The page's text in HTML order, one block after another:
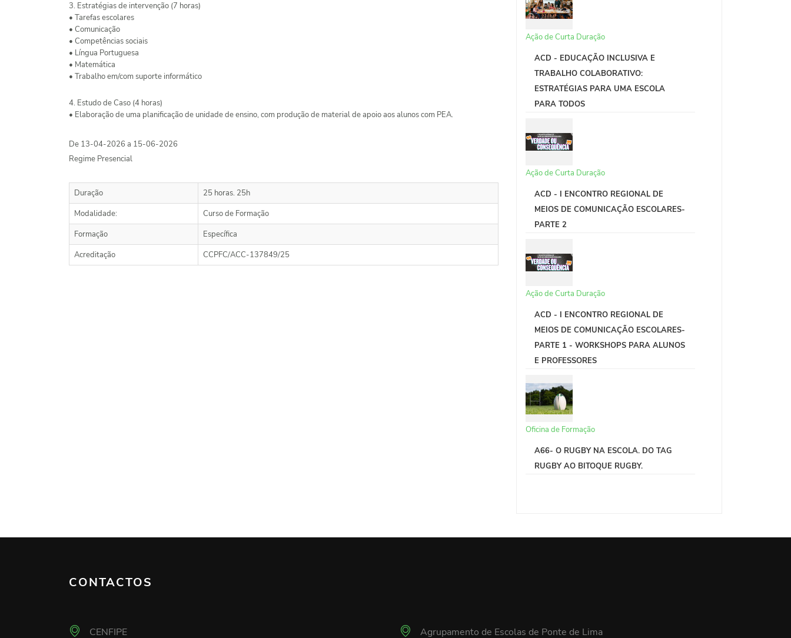
3. Estratégias de intervenção (7 horas)
• Tarefas escolares
• Comunicação
• Competências sociais
• Língua Portuguesa
• Matemática
• Trabalho em/com suporte informático
4. Estudo de Caso (4 horas)
• Elaboração de uma planificação de unidade de ensino, com produção de material de apoio aos alunos com PEA.
De 13-04-2026 a 15-06-2026
Regime Presencial
Duração
25 horas. 25h
Modalidade:
Curso de Formação
Formação
Específica
Acreditação
CCPFC/ACC-137849/25
Ação de Curta Duração
ACD - EDUCAÇÃO INCLUSIVA E
TRABALHO COLABORATIVO:
ESTRATÉGIAS PARA UMA ESCOLA
PARA TODOS
Ação de Curta Duração
ACD - I ENCONTRO REGIONAL DE
MEIOS DE COMUNICAÇÃO ESCOLARES-
PARTE 2
Ação de Curta Duração
ACD - I ENCONTRO REGIONAL DE
MEIOS DE COMUNICAÇÃO ESCOLARES-
PARTE 1 - WORKSHOPS PARA ALUNOS
E PROFESSORES
Oficina de Formação
A66- O RUGBY NA ESCOLA. DO TAG
RUGBY AO BITOQUE RUGBY.
CONTACTOS
CENFIPE Agrupamento de Escolas de Ponte de Lima